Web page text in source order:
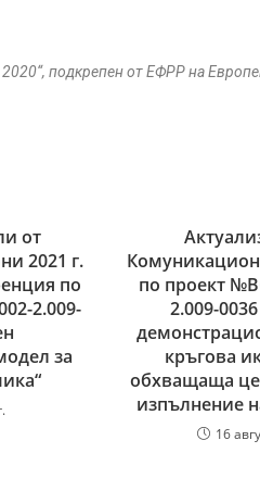
подкрепен от ЕФРР на
от
2021 г.
по
2.‎009-
за
по проект
2.009-
кръгова
обхващаща
изпълнение
16